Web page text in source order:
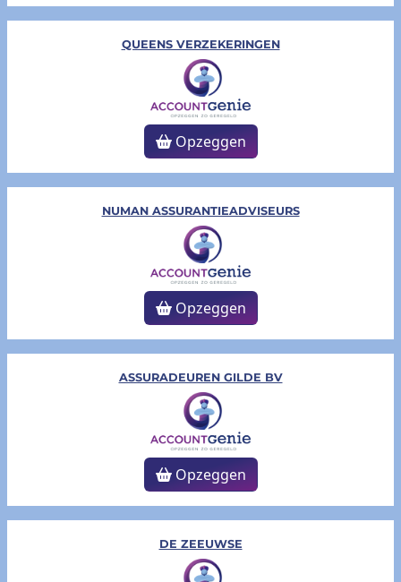
QUEENS VERZEKERINGEN
Opzeggen
NUMAN ASSURANTIEADVISEURS
Opzeggen
ASSURADEUREN GILDE BV
Opzeggen
DE ZEEUWSE